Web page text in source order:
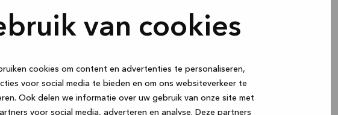
van cookies
cookies om content en advertenties te personaliseren,
voor social media te bieden en om ons websiteverkeer te
Ook delen we informatie over uw gebruik van onze site met
voor social media, adverteren en analyse. Deze partners